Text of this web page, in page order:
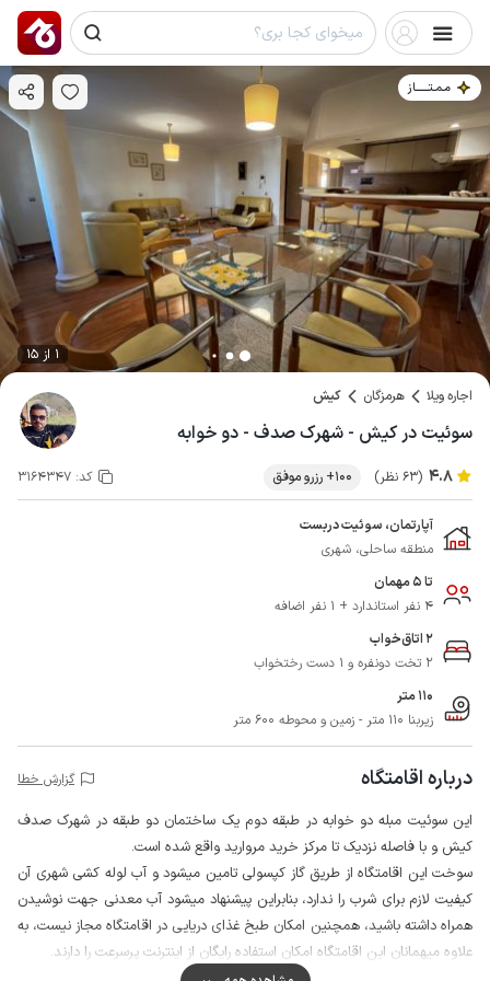
مـمـتــــــاز
1 از 15
اجاره ویلا هرمزگان کیش
سوئیت در کیش - شهرک صدف - دو خوابه
4.8 (63 نظر) 100+ رزرو موفق کد: 3164347
آپارتمان، سوئیت دربست
منطقه ساحلی، شهری
تا 5 مهمان
4 نفر استاندارد + 1 نفر اضافه
2 اتاق‌خواب
2 تخت دونفره و 1 دست رختخواب
110 متر
زیربنا 110 متر - زمین و محوطه 600 متر
درباره اقامتگاه گزارش خطا
این سوئیت مبله دو خوابه در طبقه دوم یک ساختمان دو طبقه در شهرک صدف
کیش و با فاصله نزدیک تا مرکز خرید مروارید واقع شده است.
سوخت این اقامتگاه از طریق گاز کپسولی تامین میشود و آب لوله کشی شهری آن
کیفیت لازم برای شرب را ندارد، بنابراین پیشنهاد میشود آب معدنی جهت نوشیدن
همراه داشته باشید، همچنین امکان طبخ غذای دریایی در اقامتگاه مجاز نیست، به
علاوه میهمانان این اقامتگاه امکان استفاده رایگان از اینترنت پرسرعت را دارند.